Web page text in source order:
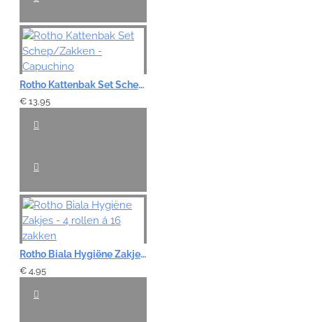
Rotho Kattenbak Set Schep/Zakken - Capuchino
€ 13,95
Rotho Biala Hygiëne Zakjes - 4 rollen á 16 zakken
€ 4,95